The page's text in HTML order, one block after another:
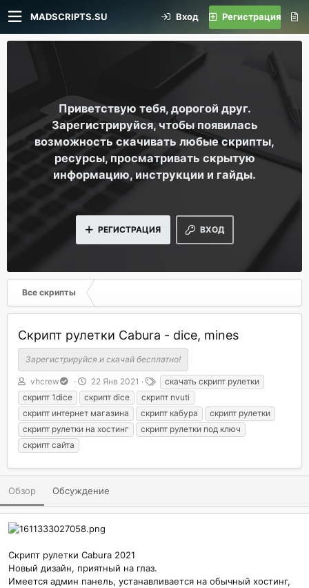
MADSCRIPTS.SU Вход Регистрация
Приветствую тебя, дорогой друг.
Зарегистрируйся, чтобы появилась
возможность скачивать любые скрипты,
ресурсы, просматривать скрытую
информацию, инструкции и гайды.
ВХОД
РЕГИСТРАЦИЯ
Все скрипты
Скрипт рулетки Cabura - dice, mines
Зарегистрируйся и скачай бесплатно!
А
в
т
о
р
vhcrew
Д
а
т
а
с
д
а
н
и
я
22 Янв 2021
Т
е
г
и
скачать скрипт рулетки
скрипт 1dice
скрипт dice
скрипт nvuti
скрипт интернет магазина
скрипт кабура
скрипт рулетки
скрипт рулетки на хостинг
скрипт рулетки под ключ
скрипт сайта
Обзор Обсуждение
Скрипт рулетки Cabura 2021
Новый дизайн, приятный на глаз.
Имеется админ панель, устанавливается на обычный хостинг,